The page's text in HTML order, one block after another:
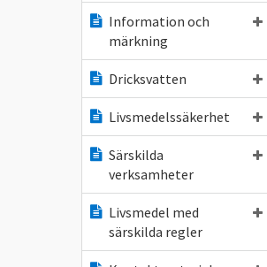
Information och
märkning
Dricksvatten
Livsmedelssäkerhet
Särskilda
verksamheter
Livsmedel med
särskilda regler